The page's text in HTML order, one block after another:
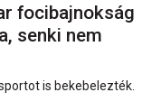
focibajnokság
senki nem
is bekebelezték.